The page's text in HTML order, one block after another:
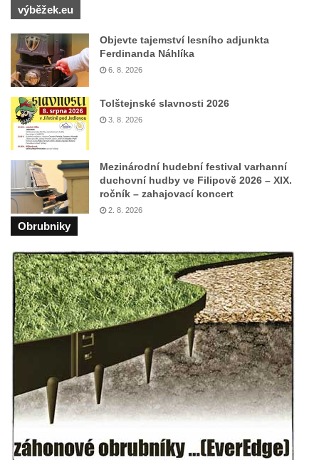
Zámek ve Sloupu v Čechách
Starý zámek Český Dub
Zámek Hrádek u Nechanic
Zámek Markvartice
Zámek Česká Kamenice
Zámek Potštejn
Zámek Hořice
Zámek Maníkovice
Zámek Lomnice nad Popelkou
Zámek Lipová
Zámek Ostrov
Zámek Bynovec
Zámek Nejdek
Zámek Daňkov
Zámek Břeclav (Lundenburg)
Zámek Starý Rybník (Altenteich)
Zámek Weesenstein
Zámek (a hrad) Tachov
Nový zámek Chodová Planá
Zámek Údlice
výběžek.eu
Objevte tajemství lesního adjunkta
Ferdinanda Náhlíka
6. 8. 2026
Tolštejnské slavnosti 2026
3. 8. 2026
Mezinárodní hudební festival varhanní
duchovní hudby ve Filipově 2026 – XIX.
ročník – zahajovací koncert
2. 8. 2026
Obrubniky